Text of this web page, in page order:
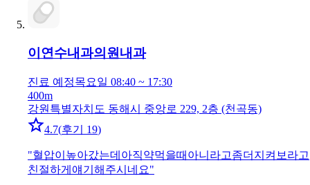
이연수내과의원 내과
진료 예정목요일 08:40 ~ 17:30
400m
강원특별자치도 동해시 중앙로 229, 2층 (천곡동)
4.7(후기 19)
"혈압이높아갔는데아직약먹을때아니라고좀더지켜보라고
친절하게얘기해주시네요"